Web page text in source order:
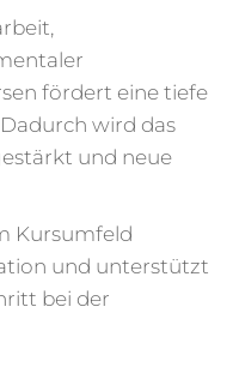
fördert eine tiefe
wird das
und neue
Kursumfeld
und unterstützt
bei der